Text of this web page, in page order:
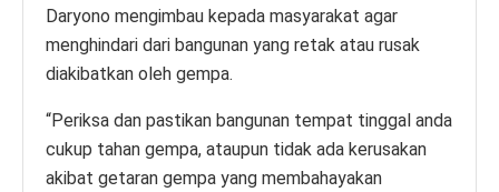
Daryono mengimbau kepada masyarakat agar
menghindari dari bangunan yang retak atau rusak
diakibatkan oleh gempa.
“Periksa dan pastikan bangunan tempat tinggal anda
cukup tahan gempa, ataupun tidak ada kerusakan
akibat getaran gempa yang membahayakan